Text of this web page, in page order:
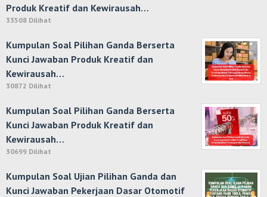
Produk Kreatif dan Kewirausah…
33508 Dilihat
Kumpulan Soal Pilihan Ganda Berserta
Kunci Jawaban Produk Kreatif dan
Kewirausah…
30872 Dilihat
Kumpulan Soal Pilihan Ganda Berserta
Kunci Jawaban Produk Kreatif dan
Kewirausah…
30699 Dilihat
Kumpulan Soal Ujian Pilihan Ganda dan
Kunci Jawaban Pekerjaan Dasar Otomotif